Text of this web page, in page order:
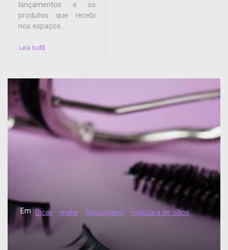
lançamentos e os
produtos que recebi
nos espaços...
Leia tudo
Em Dicas make Maquiagem máscara de cílios